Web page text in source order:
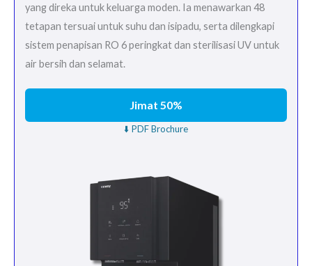
yang direka untuk keluarga moden. Ia menawarkan 48
tetapan tersuai untuk suhu dan isipadu, serta dilengkapi
sistem penapisan RO 6 peringkat dan sterilisasi UV untuk
air bersih dan selamat.
Jimat 50%
⬇️ PDF Brochure